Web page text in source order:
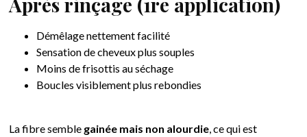
Démêlage nettement facilité
Sensation de cheveux plus souples
Moins de frisottis au séchage
Boucles visiblement plus rebondies
La fibre semble gainée mais non alourdie, ce qui est